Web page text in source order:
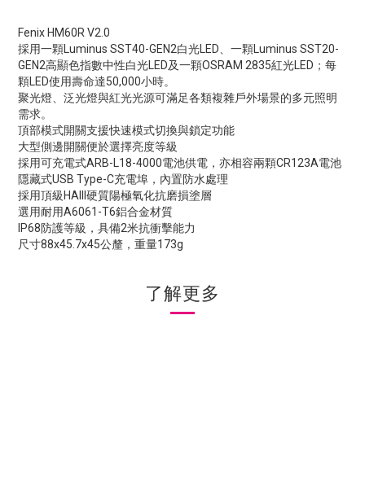
Fenix HM60R V2.0
採用一顆Luminus SST40-GEN2白光LED、一顆Luminus SST20-
GEN2高顯色指數中性白光LED及一顆OSRAM 2835紅光LED；每
顆LED使用壽命達50,000小時。
聚光燈、泛光燈與紅光光源可滿足各類複雜戶外場景的多元照明
需求。
頂部模式開關支援快速模式切換與鎖定功能
大型側邊開關便於選擇亮度等級
採用可充電式ARB-L18-4000電池供電，亦相容兩顆CR123A電池
隱藏式USB Type-C充電埠，內置防水處理
採用頂級HAIII硬質陽極氧化抗磨損塗層
選用耐用A6061-T6鋁合金材質
IP68防護等級，具備2米抗衝擊能力
尺寸88x45.7x45公釐，重量173g
了解更多